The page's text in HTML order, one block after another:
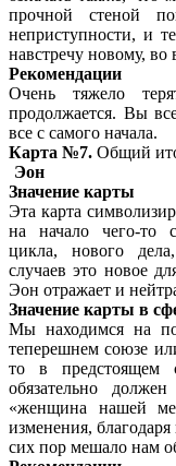
прочной стеной
неприступности, и
навстречу новому,
Рекомендации
Очень тяжело
продолжается. Вы
все с самого начала.
Карта №7. Общий
Эон
Значение карты
Эта карта
на начало чего-то
цикла, нового
случаев это новое
Эон отражает и
Значение карты в
Мы находимся на
теперешнем союзе
то в предстоящем
обязательно
«женщина нашей
изменения,
сих пор мешало нам